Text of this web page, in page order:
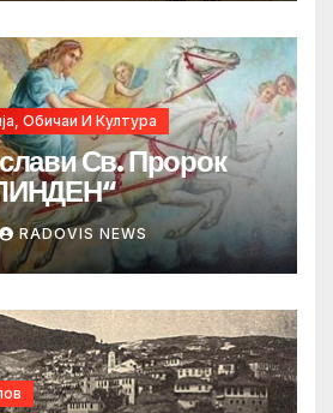
Обичаи И Култура
Св. Пророк
RADOVIS NEWS